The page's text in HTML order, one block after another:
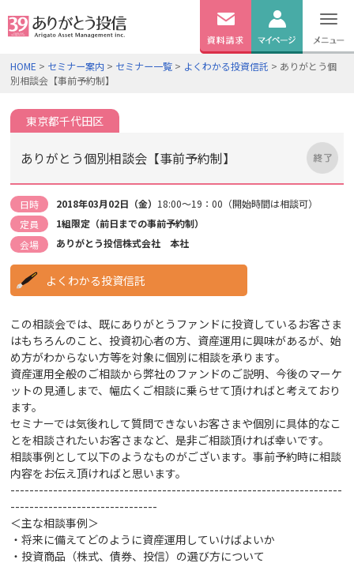
無料資料 ログイン
HOME > セミナー案内 > セミナー一覧 > よくわかる投資信託 > ありがとう個
別相談会【事前予約制】
東京都千代田区
ありがとう個別相談会【事前予約制】
日時 2018年03月02日（金） 18:00～19：00（開始時間は相談可）
定員
1組限定（前日までの事前予約制）
会場
ありがとう投信株式会社 本社
よくわかる投資信託
この相談会では、既にありがとうファンドに投資しているお客さま
はもちろんのこと、投資初心者の方、資産運用に興味があるが、始
め方がわからない方等を対象に個別に相談を承ります。
資産運用全般のご相談から弊社のファンドのご説明、今後のマーケ
ットの見通しまで、幅広くご相談に乗らせて頂ければと考えており
ます。
セミナーでは気後れして質問できないお客さまや個別に具体的なこ
とを相談されたいお客さまなど、是非ご相談頂ければ幸いです。
相談事例として以下のようなものがございます。事前予約時に相談
内容をお伝え頂ければと思います。
----------------------------------------------------------------------
-------------------------------
＜主な相談事例＞
・将来に備えてどのように資産運用していけばよいか
・投資商品（株式、債券、投信）の選び方について